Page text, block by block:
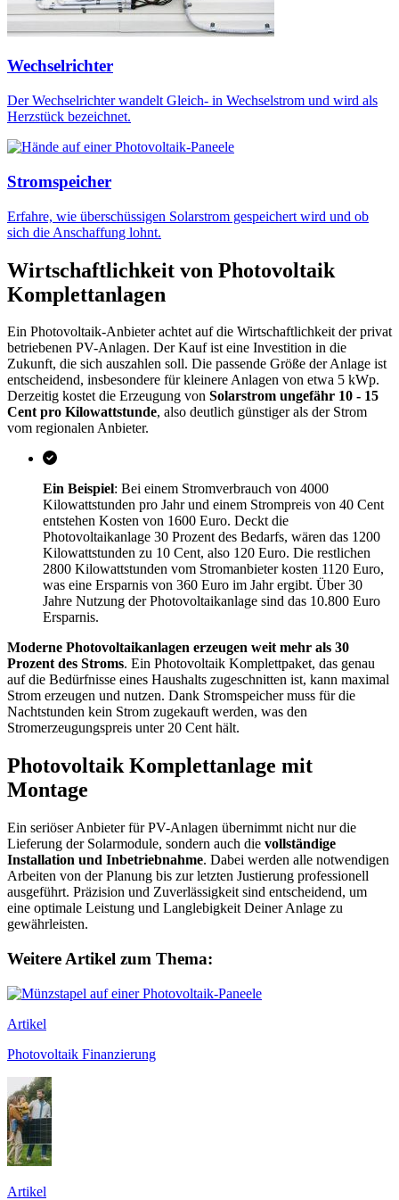
Wechselrichter
Der Wechselrichter wandelt Gleich- in Wechselstrom und wird als
Herzstück bezeichnet.
Stromspeicher
Erfahre, wie überschüssigen Solarstrom gespeichert wird und ob
sich die Anschaffung lohnt.
Wirtschaftlichkeit von Photovoltaik
Komplettanlagen
Ein Photovoltaik-Anbieter achtet auf die Wirtschaftlichkeit der privat
betriebenen PV-Anlagen. Der Kauf ist eine Investition in die
Zukunft, die sich auszahlen soll. Die passende Größe der Anlage ist
entscheidend, insbesondere für kleinere Anlagen von etwa 5 kWp.
Derzeitig kostet die Erzeugung von Solarstrom ungefähr 10 - 15
Cent pro Kilowattstunde, also deutlich günstiger als der Strom
vom regionalen Anbieter.
Ein Beispiel: Bei einem Stromverbrauch von 4000
Kilowattstunden pro Jahr und einem Strompreis von 40 Cent
entstehen Kosten von 1600 Euro. Deckt die
Photovoltaikanlage 30 Prozent des Bedarfs, wären das 1200
Kilowattstunden zu 10 Cent, also 120 Euro. Die restlichen
2800 Kilowattstunden vom Stromanbieter kosten 1120 Euro,
was eine Ersparnis von 360 Euro im Jahr ergibt. Über 30
Jahre Nutzung der Photovoltaikanlage sind das 10.800 Euro
Ersparnis.
Moderne Photovoltaikanlagen erzeugen weit mehr als 30
Prozent des Stroms. Ein Photovoltaik Komplettpaket, das genau
auf die Bedürfnisse eines Haushalts zugeschnitten ist, kann maximal
Strom erzeugen und nutzen. Dank Stromspeicher muss für die
Nachtstunden kein Strom zugekauft werden, was den
Stromerzeugungspreis unter 20 Cent hält.
Photovoltaik Komplettanlage mit
Montage
Ein seriöser Anbieter für PV-Anlagen übernimmt nicht nur die
Lieferung der Solarmodule, sondern auch die vollständige
Installation und Inbetriebnahme. Dabei werden alle notwendigen
Arbeiten von der Planung bis zur letzten Justierung professionell
ausgeführt. Präzision und Zuverlässigkeit sind entscheidend, um
eine optimale Leistung und Langlebigkeit Deiner Anlage zu
gewährleisten.
Weitere Artikel zum Thema:
Artikel
Photovoltaik Finanzierung
Artikel